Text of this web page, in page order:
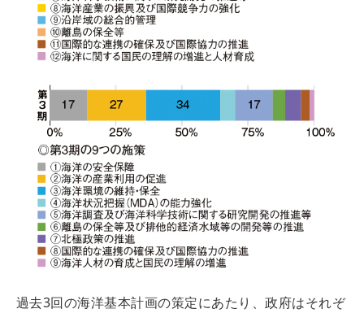
過去3回の海洋基本計画の策定にあたり、政府はそれぞ